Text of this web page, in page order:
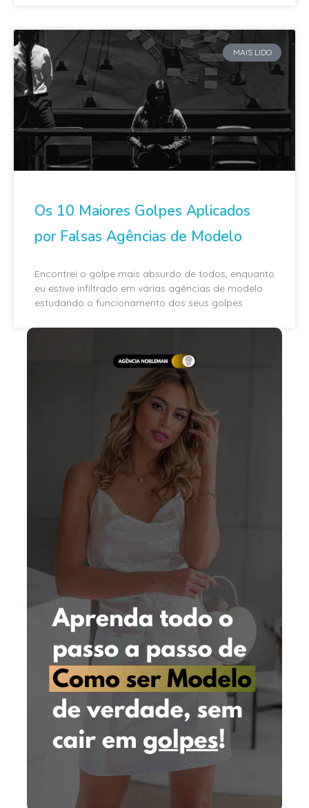
MAIS LIDO
Os 10 Maiores Golpes Aplicados
por Falsas Agências de Modelo
Encontrei o golpe mais absurdo de todos, enquanto
eu estive infiltrado em várias agências de modelo
estudando o funcionamento dos seus golpes